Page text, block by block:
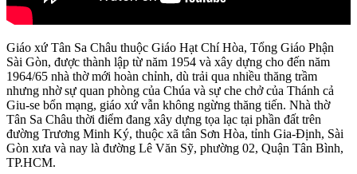
Giáo xứ Tân Sa Châu thuộc Giáo Hạt Chí Hòa, Tổng Giáo Phận
Sài Gòn, được thành lập từ năm 1954 và xây dựng cho đến năm
1964/65 nhà thờ mới hoàn chỉnh, dù trải qua nhiều thăng trầm
nhưng nhờ sự quan phòng của Chúa và sự che chở của Thánh cả
Giu-se bổn mạng, giáo xứ vẫn không ngừng thăng tiến. Nhà thờ
Tân Sa Châu thời điểm đang xây dựng tọa lạc tại phần đất trên
đường Trương Minh Ký, thuộc xã tân Sơn Hòa, tỉnh Gia-Định, Sài
Gòn xưa và nay là đường Lê Văn Sỹ, phường 02, Quận Tân Bình,
TP.HCM.